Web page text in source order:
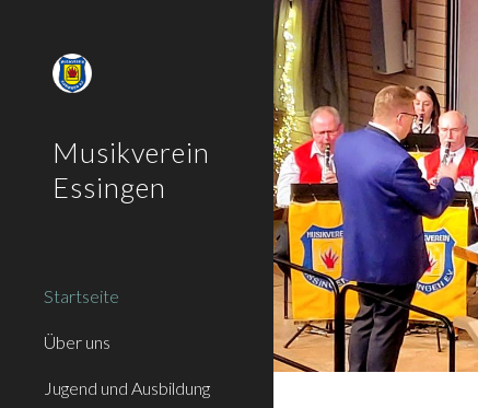
Musikverein
Essingen
Startseite
Über uns
Jugend und Ausbildung